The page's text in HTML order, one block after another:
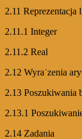
2.11
2.11.1 Integer
2.11.2 Real
2.12 Wyra˙zenia
2.13 Poszukiwania
2.13.1
2.14 Zadania